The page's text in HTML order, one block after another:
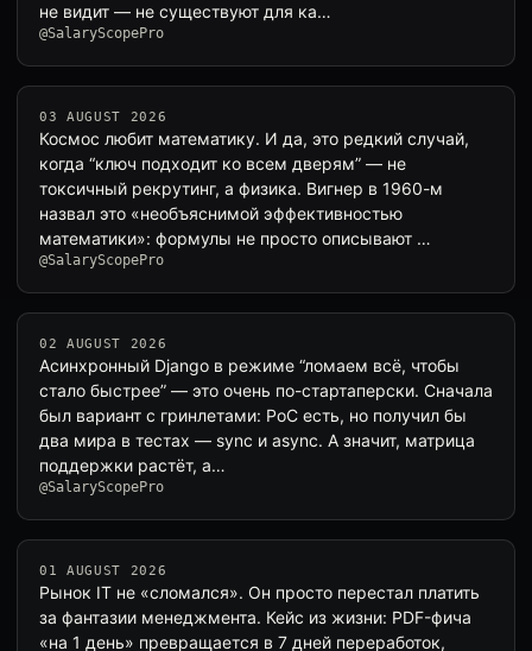
не видит — не существуют для ка…
@SalaryScopePro
03 AUGUST 2026
Космос любит математику. И да, это редкий случай,
когда “ключ подходит ко всем дверям” — не
токсичный рекрутинг, а физика. Вигнер в 1960-м
назвал это «необъяснимой эффективностью
математики»: формулы не просто описывают …
@SalaryScopePro
02 AUGUST 2026
Асинхронный Django в режиме “ломаем всё, чтобы
стало быстрее” — это очень по-стартаперски. Сначала
был вариант с гринлетами: PoC есть, но получил бы
два мира в тестах — sync и async. А значит, матрица
поддержки растёт, а…
@SalaryScopePro
01 AUGUST 2026
Рынок IT не «сломался». Он просто перестал платить
за фантазии менеджмента. Кейс из жизни: PDF-фича
«на 1 день» превращается в 7 дней переработок,